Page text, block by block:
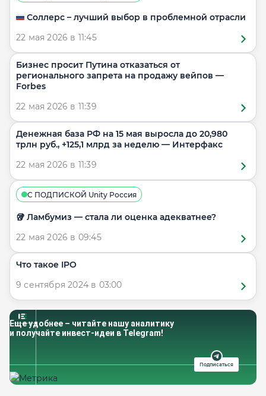
🇷🇺 Соллерс – лучший выбор в проблемной отрасли
22 мая 2026 в 11:45
Бизнес просит Путина отказаться от
регионального запрета на продажу вейпов —
Forbes
22 мая 2026 в 11:39
Денежная база РФ на 15 мая выросла до 20,980
трлн руб., +125,1 млрд за неделю — Интерфакс
22 мая 2026 в 11:39
С ПОДПИСКОЙ Unity Россия
🥡 Ламбумиз — стала ли оценка адекватнее?
22 мая 2026 в 09:45
Что такое IPO
9 сентября 2024 в 03:00
Еще удобнее – читайте нашу аналитику
и получайте инвест-идеи в Telegram!
Подписаться